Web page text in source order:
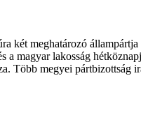
két meghatározó
a magyar lakosság
Több megyei